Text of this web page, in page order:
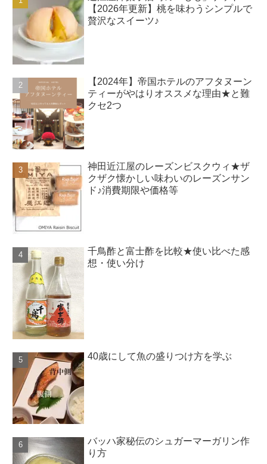
【2026年更新】桃を味わうシンプルで
贅沢なスイーツ♪
【2024年】帝国ホテルのアフタヌーン
ティーがやはりオススメな理由★と難
クセ2つ
神田近江屋のレーズンビスクウィ★ザ
クザク懐かしい味わいのレーズンサン
ド♪消費期限や価格等
千鳥酢と富士酢を比較★使い比べた感
想・使い分け
40歳にして魚の盛りつけ方を学ぶ
バッハ家秘伝のシュガーマーガリン作
り方